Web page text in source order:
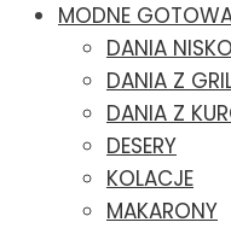
MODNE
DANIA
DANIA Z
DANIA Z
DESERY
KOLACJE
MAKARONY